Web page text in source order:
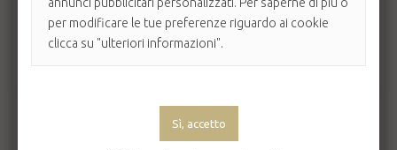
per modificare le tue preferenze riguardo ai cookie
clicca su "ulteriori informazioni".